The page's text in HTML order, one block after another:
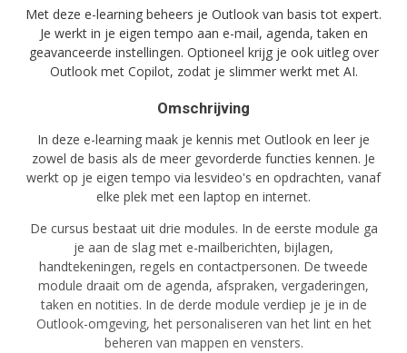
Met deze e-learning beheers je Outlook van basis tot expert.
Je werkt in je eigen tempo aan e-mail, agenda, taken en
geavanceerde instellingen. Optioneel krijg je ook uitleg over
Outlook met Copilot, zodat je slimmer werkt met AI.
Omschrijving
In deze e-learning maak je kennis met Outlook en leer je
zowel de basis als de meer gevorderde functies kennen. Je
werkt op je eigen tempo via lesvideo's en opdrachten, vanaf
elke plek met een laptop en internet.
De cursus bestaat uit drie modules. In de eerste module ga
je aan de slag met e-mailberichten, bijlagen,
handtekeningen, regels en contactpersonen. De tweede
module draait om de agenda, afspraken, vergaderingen,
taken en notities. In de derde module verdiep je je in de
Outlook-omgeving, het personaliseren van het lint en het
beheren van mappen en vensters.